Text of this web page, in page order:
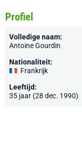
Profiel
Volledige naam:
Antoine Gourdin
Nationaliteit:
Frankrijk
Leeftijd:
35 jaar (28 dec. 1990)